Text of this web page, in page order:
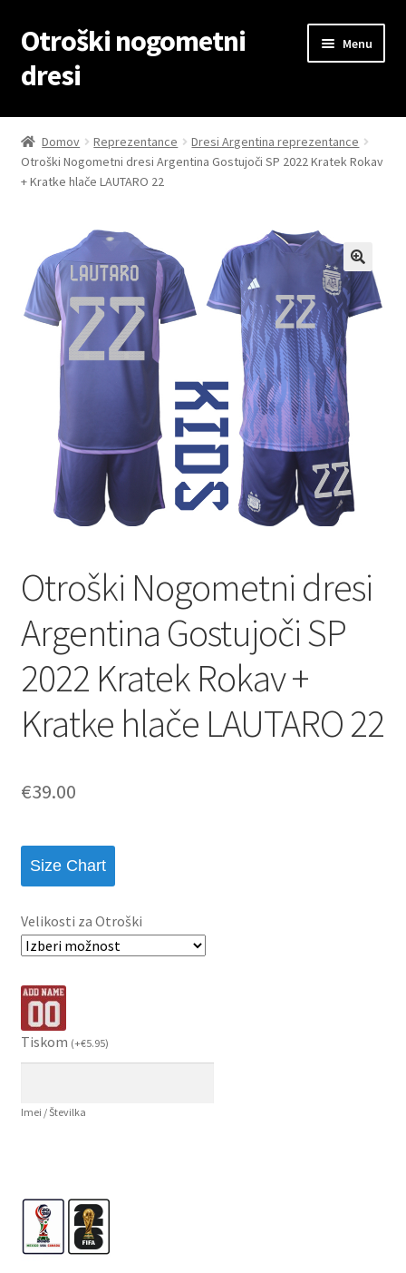
Skip
to
navigation
Skip
to
content
Otroški nogometni
dresi
Menu
Domov
Blog
Košarica
Moj račun
Trgovina
Zaključek nakupa
Domov Reprezentance
Dresi Argentina reprezentance
Otroški Nogometni dresi Argentina Gostujoči SP 2022 Kratek Rokav
+ Kratke hlače LAUTARO 22
Otroški Nogometni dresi
Argentina Gostujoči SP
2022 Kratek Rokav +
Kratke hlače LAUTARO 22
€39.00
Size Chart
Velikosti za Otroški
Tiskom (+€5.95)
Imei / Številka